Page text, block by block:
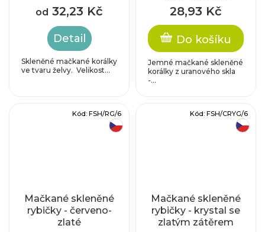
od 32,23 Kč
Detail
Skleněné mačkané korálky
ve tvaru želvy. Velikost...
28,93 Kč
Do košíku
Jemné mačkané skleněné
korálky z uranového skla
-...
Mačkané skleněné
rybičky - červeno-
zlaté
Kód: FSH/RG/6
Mačkané skleněné
rybičky - krystal se
zlatým zátěrem
Kód: FSH/CRYG/6